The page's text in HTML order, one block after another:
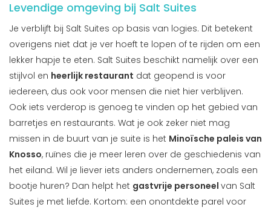
Levendige omgeving bij Salt Suites
Je verblijft bij Salt Suites op basis van logies. Dit betekent
overigens niet dat je ver hoeft te lopen of te rijden om een
lekker hapje te eten. Salt Suites beschikt namelijk over een
stijlvol en heerlijk restaurant dat geopend is voor
iedereen, dus ook voor mensen die niet hier verblijven.
Ook iets verderop is genoeg te vinden op het gebied van
barretjes en restaurants. Wat je ook zeker niet mag
missen in de buurt van je suite is het Minoïsche paleis van
Knosso, ruïnes die je meer leren over de geschiedenis van
het eiland. Wil je liever iets anders ondernemen, zoals een
bootje huren? Dan helpt het gastvrije personeel van Salt
Suites je met liefde. Kortom: een onontdekte parel voor